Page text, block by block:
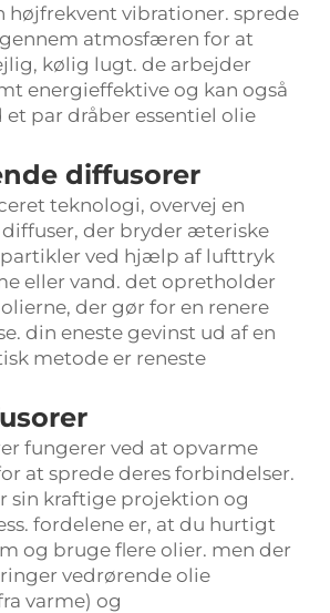
højfrekvent vibrationer. sprede
atmosfæren for at
kølig lugt. de arbejder
energieffektive og kan også
et par dråber essentiel olie
diffusorer
teknologi, overvej en
der bryder æteriske
ved hjælp af lufttryk
eller vand. det opretholder
der gør for en renere
din eneste gevinst ud af en
metode er reneste
fungerer ved at opvarme
at sprede deres forbindelser.
sin kraftige projektion og
fordelene er, at du hurtigt
og bruge flere olier. men der
vedrørende olie
varme) og